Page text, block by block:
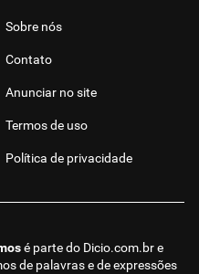
é parte do Dicio.com.bre
de palavras e de expressões
Sobre nós
Contato
Anunciar no site
Termos de uso
Política de privacidade